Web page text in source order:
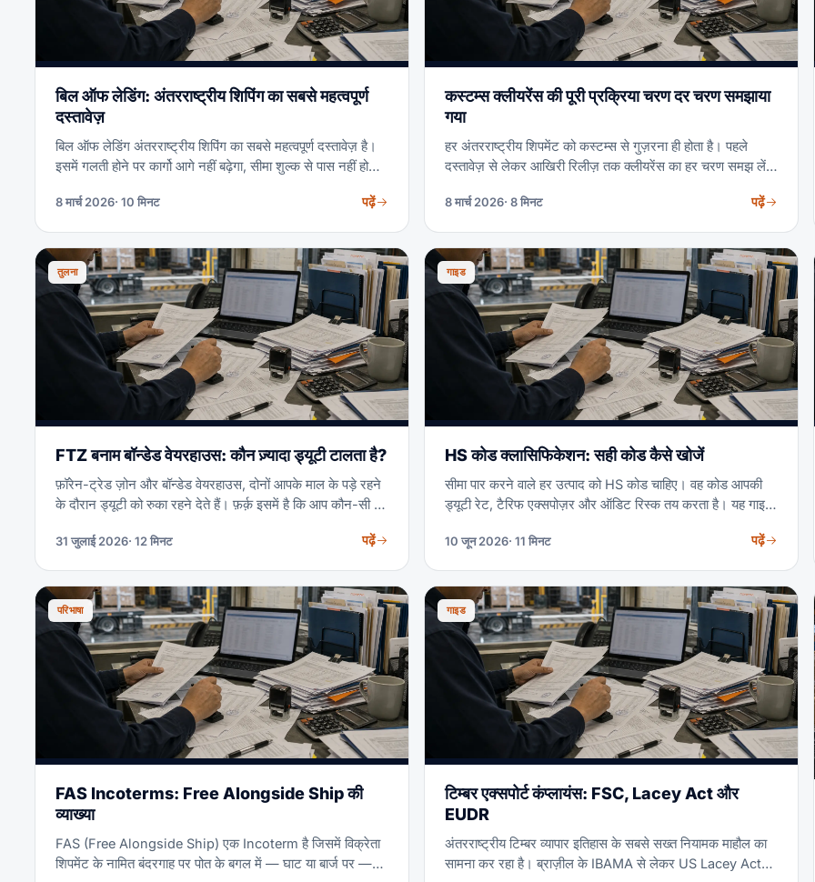
बिल ऑफ लेडिंग: अंतरराष्ट्रीय शिपिंग का सबसे महत्वपूर्ण
दस्तावेज़
बिल ऑफ लेडिंग अंतरराष्ट्रीय शिपिंग का सबसे महत्वपूर्ण दस्तावेज़ है।
इसमें गलती होने पर कार्गो आगे नहीं बढ़ेगा, सीमा शुल्क से पास नहीं होगा
8 मार्च 2026· 10 मिनट पढ़ें
कस्टम्स क्लीयरेंस की पूरी प्रक्रिया चरण दर चरण समझाया
गया
हर अंतरराष्ट्रीय शिपमेंट को कस्टम्स से गुज़रना ही होता है। पहले
दस्तावेज़ से लेकर आखिरी रिलीज़ तक क्लीयरेंस का हर चरण समझ लें,
8 मार्च 2026· 8 मिनट पढ़ें
तुलना
FTZ बनाम बॉन्डेड वेयरहाउस: कौन ज़्यादा ड्यूटी टालता है?
फ़ॉरेन-ट्रेड ज़ोन और बॉन्डेड वेयरहाउस, दोनों आपके माल के पड़े रहने
के दौरान ड्यूटी को रुका रहने देते हैं। फ़र्क़ इसमें है कि आप कौन-सी दर
यह गाइड 2026 के टैरिफ़ नियमों को सामने रखकर तुलना चलाती है।
31 जुलाई 2026· 12 मिनट पढ़ें
गाइड
HS कोड क्लासिफिकेशन: सही कोड कैसे खोजें
सीमा पार करने वाले हर उत्पाद को HS कोड चाहिए। वह कोड आपकी
ड्यूटी रेट, टैरिफ एक्सपोज़र और ऑडिट रिस्क तय करता है। यह गाइड
बाय-स्टेप कैसे क्लासिफाई करें — किसी कस्टम्स बैकग्राउंड की ज़रूरत
10 जून 2026· 11 मिनट पढ़ें
परिभाषा
FAS Incoterms: Free Alongside Ship की
व्याख्या
FAS (Free Alongside Ship) एक Incoterm है जिसमें विक्रेता
शिपमेंट के नामित बंदरगाह पर पोत के बगल में — घाट या बार्ज पर —
गाइड
टिम्बर एक्सपोर्ट कंप्लायंस: FSC, Lacey Act और
EUDR
अंतरराष्ट्रीय टिम्बर व्यापार इतिहास के सबसे सख्त नियामक माहौल का
सामना कर रहा है। ब्राज़ील के IBAMA से लेकर US Lacey Act